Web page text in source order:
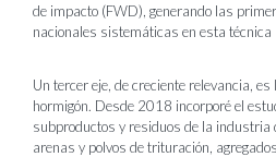
de impacto (FWD), generando las
nacionales sistemáticas en esta técnica
Un tercer eje, de creciente relevancia, es
hormigón. Desde 2018 incorporé el
subproductos y residuos de la
arenas y polvos de trituración,